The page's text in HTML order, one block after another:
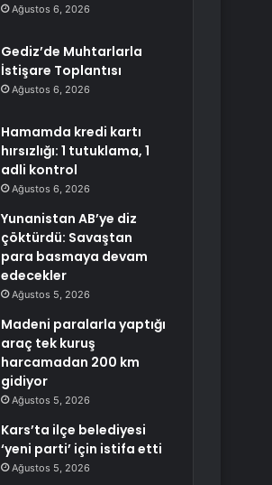
Ağustos 6, 2026
Gediz’de Muhtarlarla
İstişare Toplantısı
Ağustos 6, 2026
Hamamda kredi kartı
hırsızlığı: 1 tutuklama, 1
adli kontrol
Ağustos 6, 2026
Yunanistan AB’ye diz
çöktürdü: Savaştan
para basmaya devam
edecekler
Ağustos 5, 2026
Madeni paralarla yaptığı
araç tek kuruş
harcamadan 200 km
gidiyor
Ağustos 5, 2026
Kars’ta ilçe belediyesi
‘yeni parti’ için istifa etti
Ağustos 5, 2026